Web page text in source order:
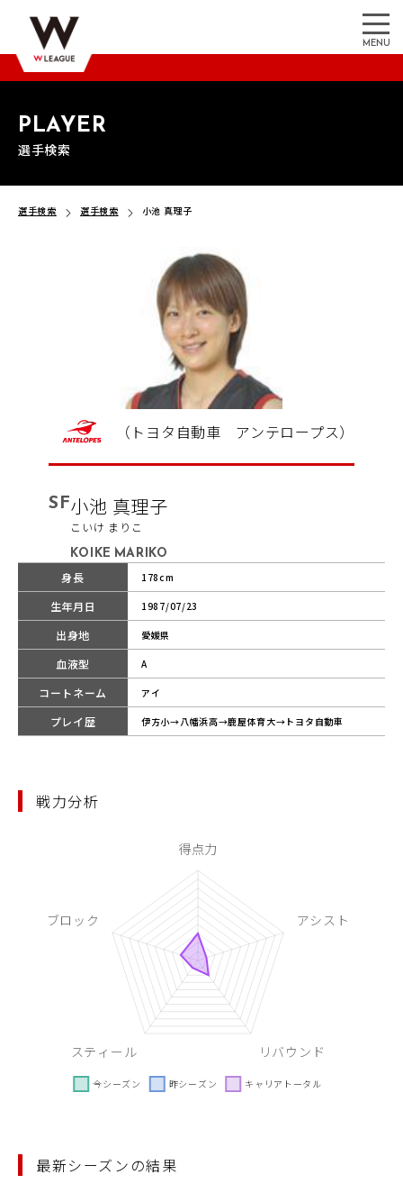
MENU
PLAYER
選手検索
選手検索 選手検索 小池 真理子
（トヨタ自動車 アンテロープス）
SF小池 真理子
こいけ まりこ
KOIKE MARIKO
身長 178cm
生年月日 1987/07/23
出身地 愛媛県
血液型 A
コートネーム アイ
プレイ歴 伊方小→八幡浜高→鹿屋体育大→トヨタ自動車
戦力分析
最新シーズンの結果